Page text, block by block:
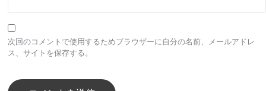
次回のコメントで使用するためブラウザーに自分の名前、メールアドレ
ス、サイトを保存する。